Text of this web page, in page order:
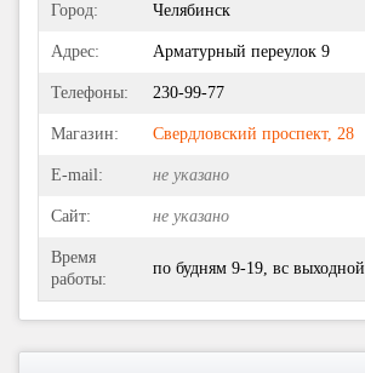
Город: Челябинск
Адрес: Арматурный переулок 9
Телефоны: 230-99-77
Магазин: Свердловский проспект, 28
E-mail: не указано
Сайт: не указано
Время
работы:
по будням 9-19, вс выходной